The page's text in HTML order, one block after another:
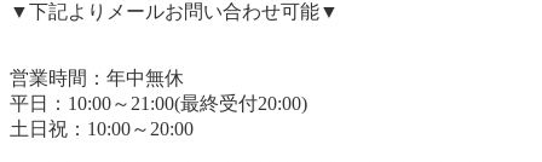
▼下記よりメールお問い合わせ可能▼
営業時間：年中無休
平日：10:00～21:00(最終受付20:00)
土日祝：10:00～20:00